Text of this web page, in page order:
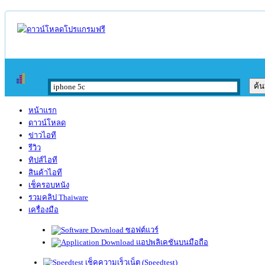
หน้าแรก
ดาวน์โหลด
ข่าวไอที
รีวิว
ทิปส์ไอที
สินค้าไอที
เช็ครอบหนัง
รวมคลิป Thaiware
เครื่องมือ
ซอฟต์แวร์
แอปพลิเคชันบนมือถือ
เช็คความเร็วเน็ต (Speedtest)